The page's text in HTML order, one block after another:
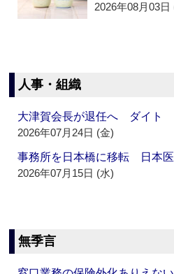
2026年08月03日
人事・組織
大津賀会長が退任へ ダイト
2026年07月24日 (金)
事務所を日本橋に移転 日本
2026年07月15日 (水)
無季言